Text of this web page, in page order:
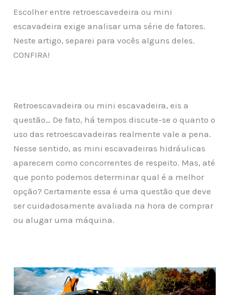
Escolher entre retroescavedeira ou mini
escavadeira exige analisar uma série de fatores.
Neste artigo, separei para vocês alguns deles.
CONFIRA!
Retroescavadeira ou mini escavadeira, eis a
questão… De fato, há tempos discute-se o quanto o
uso das retroescavadeiras realmente vale a pena.
Nesse sentido, as mini escavadeiras hidráulicas
aparecem como concorrentes de respeito. Mas, até
que ponto podemos determinar qual é a melhor
opção? Certamente essa é uma questão que deve
ser cuidadosamente avaliada na hora de comprar
ou alugar uma máquina.